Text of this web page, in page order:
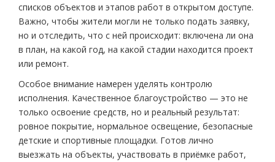
списков объектов и этапов работ в открытом доступе.
Важно, чтобы жители могли не только подать заявку,
но и отследить, что с ней происходит: включена ли она
в план, на какой год, на какой стадии находится проект
или ремонт.
Особое внимание намерен уделять контролю
исполнения. Качественное благоустройство — это не
только освоение средств, но и реальный результат:
ровное покрытие, нормальное освещение, безопасные
детские и спортивные площадки. Готов лично
выезжать на объекты, участвовать в приёмке работ,